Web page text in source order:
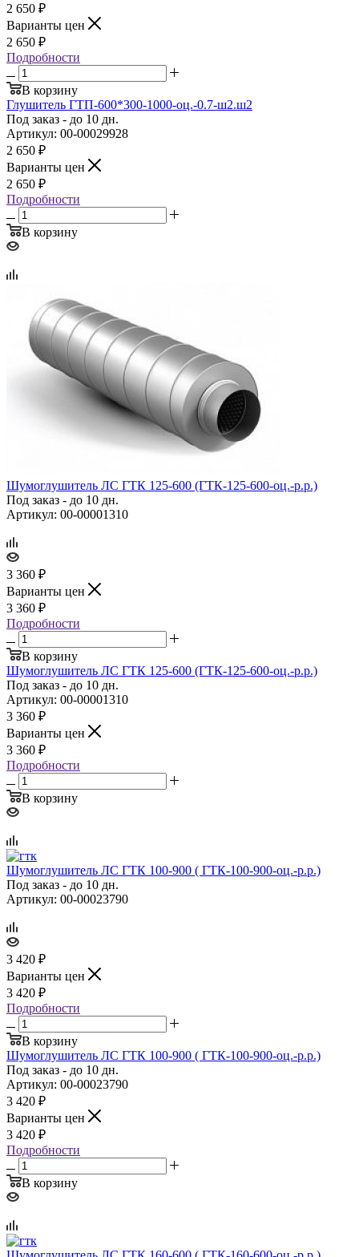
2 650 ₽
Варианты цен
2 650 ₽
Подробности
В корзину
Глушитель ГТП‑600*300‑1000‑оц.‑0.7‑ш2.ш2
Под заказ - до 10 дн.
Артикул: 00-00029928
2 650 ₽
Варианты цен
2 650 ₽
Подробности
В корзину
Шумоглушитель ЛС ГТК 125‑600 (ГТК‑125‑600‑оц.‑р.р.)
Под заказ - до 10 дн.
Артикул: 00-00001310
3 360 ₽
Варианты цен
3 360 ₽
Подробности
В корзину
Шумоглушитель ЛС ГТК 125‑600 (ГТК‑125‑600‑оц.‑р.р.)
Под заказ - до 10 дн.
Артикул: 00-00001310
3 360 ₽
Варианты цен
3 360 ₽
Подробности
В корзину
Шумоглушитель ЛС ГТК 100‑900 ( ГТК‑100‑900‑оц.‑р.р.)
Под заказ - до 10 дн.
Артикул: 00-00023790
3 420 ₽
Варианты цен
3 420 ₽
Подробности
В корзину
Шумоглушитель ЛС ГТК 100‑900 ( ГТК‑100‑900‑оц.‑р.р.)
Под заказ - до 10 дн.
Артикул: 00-00023790
3 420 ₽
Варианты цен
3 420 ₽
Подробности
В корзину